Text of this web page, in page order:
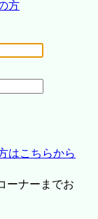
方
はこちらから
ーナーまでお